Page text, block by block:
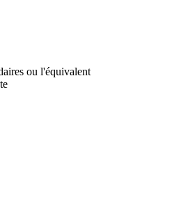
ou l'équivalent